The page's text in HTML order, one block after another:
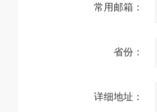
常用邮箱：
省份：
详细地址：